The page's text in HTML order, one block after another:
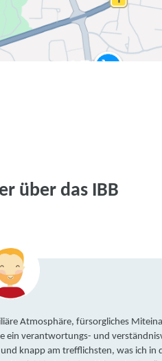
über das IBB
Atmosphäre, fürsorgliches
ein verantwortungs- und
und knapp am trefflichsten, was ich in